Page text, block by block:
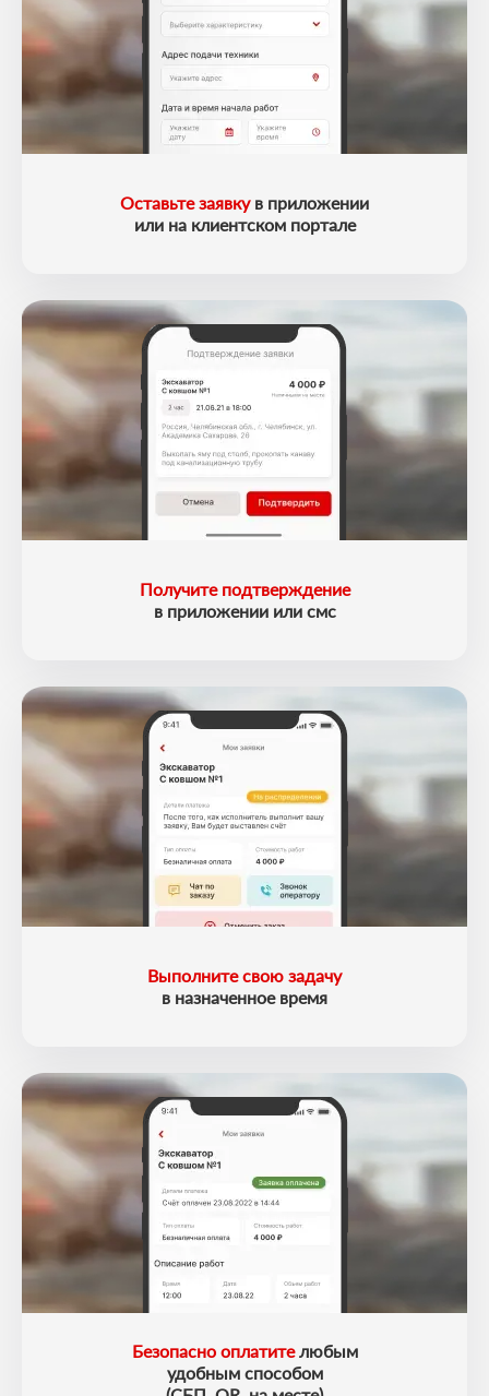
Оставьте заявкув приложении
или на клиентском портале
Получите подтверждение
в приложении или смс
Выполните свою задачу
в назначенное время
Безопасно оплатителюбым
удобным способом